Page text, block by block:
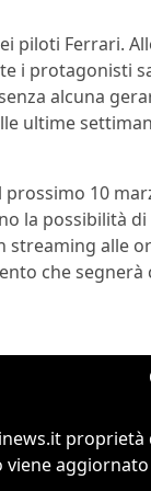
piloti Ferrari.
i protagonisti
alcuna
ultime
10
la possibilità
streaming alle
che
proprietà